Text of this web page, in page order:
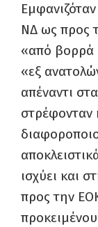
ΝΔ ως προς
«από βορρά
«εξ
απέναντι
ισχύει και
προς την